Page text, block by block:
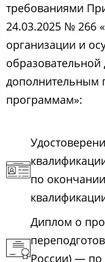
требованиями
24.03.2025 № 266
организации и
образовательной
дополнительным
программам»:
по
Диплом о
России) —